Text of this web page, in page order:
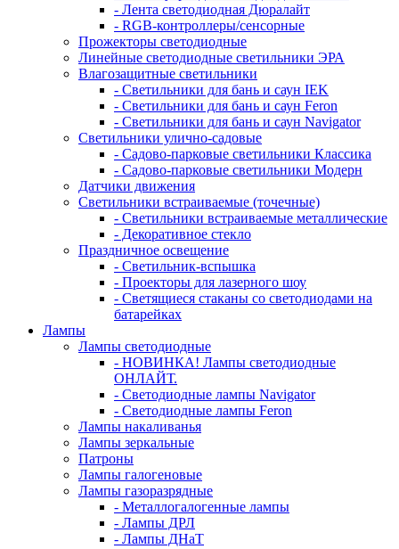
- Лента светодиодная Дюралайт
- RGB-контроллеры/сенсорные
Прожекторы светодиодные
Линейные светодиодные светильники ЭРА
Влагозащитные светильники
- Cветильники для бань и саун IEK
- Cветильники для бань и саун Feron
- Cветильники для бань и саун Navigator
Светильники улично-садовые
- Садово-парковые светильники Классика
- Садово-парковые светильники Модерн
Датчики движения
Светильники встраиваемые (точечные)
- Светильники встраиваемые металлические
- Декоративное стекло
Праздничное освещение
- Светильник-вспышка
- Проекторы для лазерного шоу
- Светящиеся стаканы со светодиодами на
батарейках
Лампы
Лампы светодиодные
- НОВИНКА! Лампы светодиодные
ОНЛАЙТ.
- Светодиодные лампы Navigator
- Светодиодные лампы Feron
Лампы накаливанья
Лампы зеркальные
Патроны
Лампы галогеновые
Лампы газоразрядные
- Металлогалогенные лампы
- Лампы ДРЛ
- Лампы ДНаТ